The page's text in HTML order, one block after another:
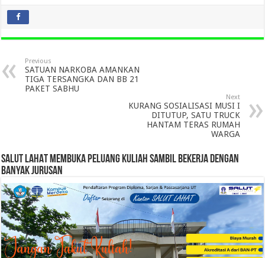
Previous
SATUAN NARKOBA AMANKAN
TIGA TERSANGKA DAN BB 21
PAKET SABHU
Next
KURANG SOSIALISASI MUSI I
DITUTUP, SATU TRUCK
HANTAM TERAS RUMAH
WARGA
SALUT LAHAT MEMBUKA PELUANG KULIAH SAMBIL BEKERJA DENGAN
BANYAK JURUSAN